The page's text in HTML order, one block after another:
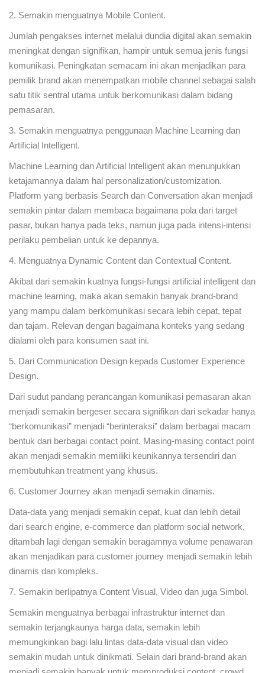
2. Semakin menguatnya Mobile Content.
Jumlah pengakses internet melalui dundia digital akan semakin
meningkat dengan signifikan, hampir untuk semua jenis fungsi
komunikasi. Peningkatan semacam ini akan menjadikan para
pemilik brand akan menempatkan mobile channel sebagai salah
satu titik sentral utama untuk berkomunikasi dalam bidang
pemasaran.
3. Semakin menguatnya penggunaan Machine Learning dan
Artificial Intelligent.
Machine Learning dan Artificial Intelligent akan menunjukkan
ketajamannya dalam hal personalization/customization.
Platform yang berbasis Search dan Conversation akan menjadi
semakin pintar dalam membaca bagaimana pola dari target
pasar, bukan hanya pada teks, namun juga pada intensi-intensi
perilaku pembelian untuk ke depannya.
4. Menguatnya Dynamic Content dan Contextual Content.
Akibat dari semakin kuatnya fungsi-fungsi artificial intelligent dan
machine learning, maka akan semakin banyak brand-brand
yang mampu dalam berkomunikasi secara lebih cepat, tepat
dan tajam. Relevan dengan bagaimana konteks yang sedang
dialami oleh para konsumen saat ini.
5. Dari Communication Design kepada Customer Experience
Design.
Dari sudut pandang perancangan komunikasi pemasaran akan
menjadi semakin bergeser secara signifikan dari sekadar hanya
“berkomunikasi” menjadi “berinteraksi” dalam berbagai macam
bentuk dari berbagai contact point. Masing-masing contact point
akan menjadi semakin memiliki keunikannya tersendiri dan
membutuhkan treatment yang khusus.
6. Customer Journey akan menjadi semakin dinamis.
Data-data yang menjadi semakin cepat, kuat dan lebih detail
dari search engine, e-commerce dan platform social network,
ditambah lagi dengan semakin beragamnya volume penawaran
akan menjadikan para customer journey menjadi semakin lebih
dinamis dan kompleks.
7. Semakin berlipatnya Content Visual, Video dan juga Simbol.
Semakin menguatnya berbagai infrastruktur internet dan
semakin terjangkaunya harga data, semakin lebih
memungkinkan bagi lalu lintas data-data visual dan video
semakin mudah untuk dinikmati. Selain dari brand-brand akan